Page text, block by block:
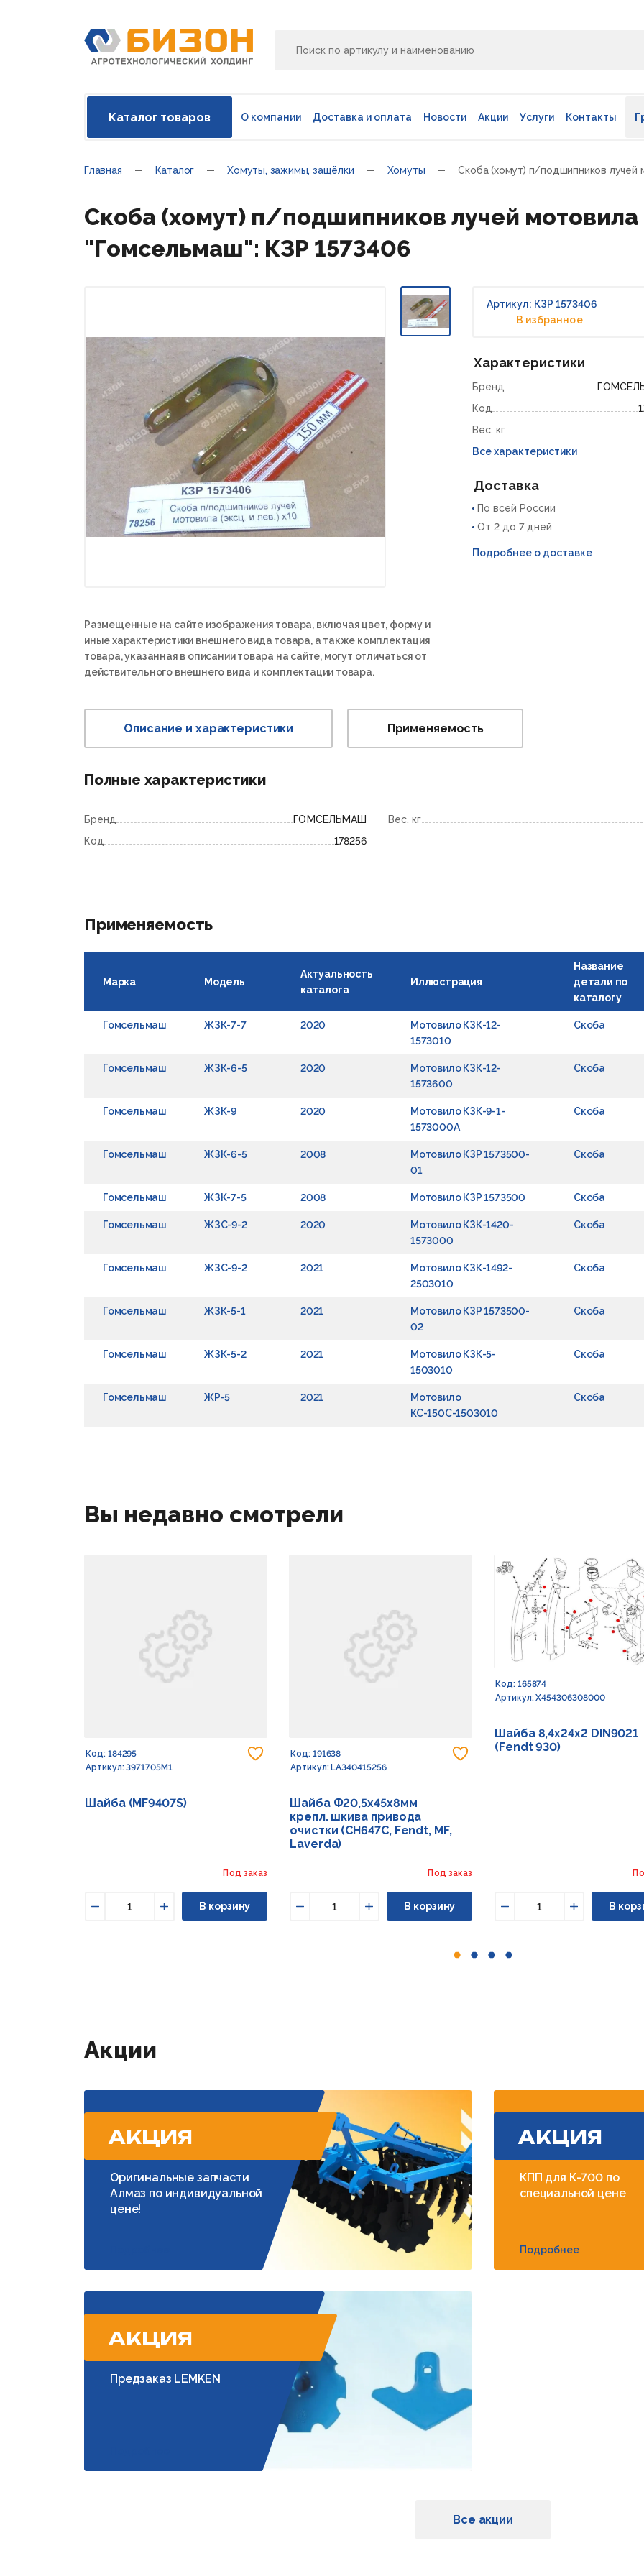
Каталог товаров О компании Доставка и оплата Новости Акции Услуги Контакты
Главная Каталог Хомуты, зажимы, защёлки Хомуты Скоба (хомут) п/подшипников лучей
Скоба (хомут) п/подшипников лучей мотовила
"Гомсельмаш": КЗР 1573406
Размещенные на сайте изображения товара, включая цвет, форму и
иные характеристики внешнего вида товара, а также комплектация
товара, указанная в описании товара на сайте, могут отличаться от
действительного внешнего вида и комплектации товара.
Артикул: КЗР 1573406
В избранное
Характеристики
Бренд
Код
Вес, кг
Все характеристики
Доставка
По всей России
От 2 до 7 дней
Подробнее о доставке
Описание и характеристики Применяемость
Полные характеристики
Бренд
ГОМСЕЛЬМАШ
Код
178256
Вес, кг
Применяемость
Марка Модель
Актуальность
каталога
Иллюстрация
Название
детали по
каталогу
Гомсельмаш ЖЗК-7-7 2020
Мотовило КЗК-12-
1573010
Скоба
Гомсельмаш ЖЗК-6-5 2020
Мотовило КЗК-12-
1573600
Скоба
Гомсельмаш ЖЗК-9 2020
Мотовило КЗК-9-1-
1573000А
Скоба
Гомсельмаш ЖЗК-6-5 2008
Мотовило КЗР 1573500-
01
Скоба
Гомсельмаш ЖЗК-7-5 2008 Мотовило КЗР 1573500 Скоба
Гомсельмаш ЖЗС-9-2 2020
Мотовило КЗК-1420-
1573000
Скоба
Гомсельмаш ЖЗС-9-2 2021
Мотовило КЗК-1492-
2503010
Скоба
Гомсельмаш ЖЗК-5-1 2021
Мотовило КЗР 1573500-
02
Скоба
Гомсельмаш ЖЗК-5-2 2021
Мотовило КЗК-5-
1503010
Скоба
Гомсельмаш ЖР-5 2021
Мотовило
КС-150С-1503010
Скоба
Вы недавно смотрели
Добавить в избранное
Код: 184295
Артикул: 3971705M1
Шайба (MF9407S)
Под заказ
Увеличить
В корзину
Добавить в избранное
Код: 191638
Артикул: LA340415256
Шайба Ф20,5х45х8мм
крепл. шкива привода
очистки (CH647C, Fendt, MF,
Laverda)
Под заказ
Увеличить
В корзину
Код: 165874
Артикул: X454306308000
Шайба 8,4х24х2 DIN9021
(Fendt 930)
Увеличить
В
Акции
АКЦИЯ
Оригинальные запчасти
Алмаз по индивидуальной
цене!
АКЦИЯ
КПП для К-700 по
специальной цене
Подробнее
АКЦИЯ
Предзаказ LEMKEN
Все акции